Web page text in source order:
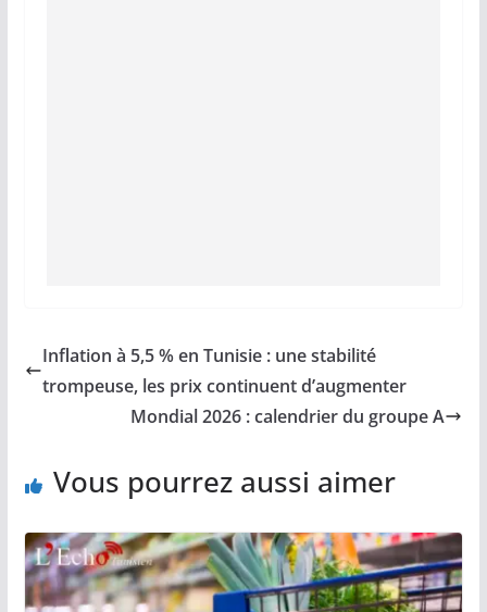
Inflation à 5,5 % en Tunisie : une stabilité
trompeuse, les prix continuent d’augmenter
Mondial 2026 : calendrier du groupe A
Vous pourrez aussi aimer